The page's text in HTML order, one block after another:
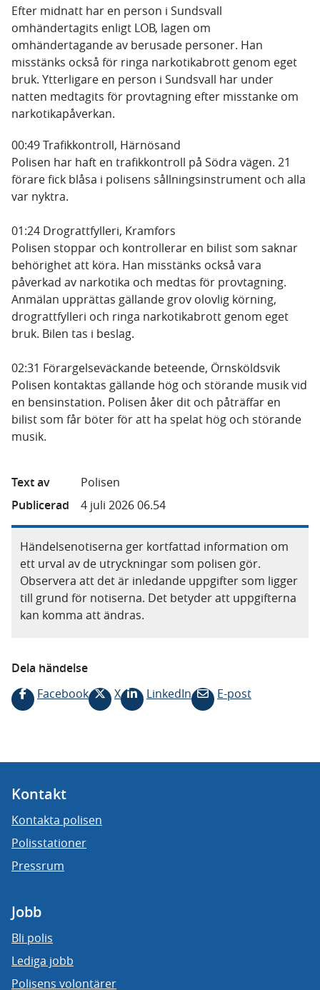
Efter midnatt har en person i Sundsvall
omhändertagits enligt LOB, lagen om
omhändertagande av berusade personer. Han
misstänks också för ringa narkotikabrott genom eget
bruk. Ytterligare en person i Sundsvall har under
natten medtagits för provtagning efter misstanke om
narkotikapåverkan.
00:49 Trafikkontroll, Härnösand
Polisen har haft en trafikkontroll på Södra vägen. 21
förare fick blåsa i polisens sållningsinstrument och alla
var nyktra.
01:24 Drograttfylleri, Kramfors
Polisen stoppar och kontrollerar en bilist som saknar
behörighet att köra. Han misstänks också vara
påverkad av narkotika och medtas för provtagning.
Anmälan upprättas gällande grov olovlig körning,
drograttfylleri och ringa narkotikabrott genom eget
bruk. Bilen tas i beslag.
02:31 Förargelseväckande beteende, Örnsköldsvik
Polisen kontaktas gällande hög och störande musik vid
en bensinstation. Polisen åker dit och påträffar en
bilist som får böter för att ha spelat hög och störande
musik.
Text av
Polisen
Publicerad
4 juli 2026 06.54
Händelsenotiserna ger kortfattad information om
ett urval av de utryckningar som polisen gör.
Observera att det är inledande uppgifter som ligger
till grund för notiserna. Det betyder att uppgifterna
kan komma att ändras.
Dela händelse
Facebook
X LinkedIn E-post
Kontakt
Kontakta polisen
Polisstationer
Pressrum
Jobb
Bli polis
Lediga jobb
Polisens volontärer